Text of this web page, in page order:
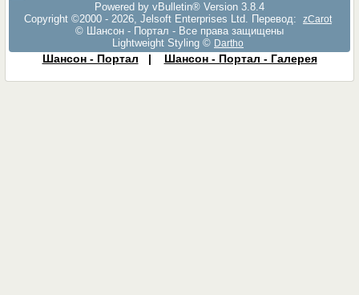
Powered by vBulletin® Version 3.8.4
Copyright ©2000 - 2026, Jelsoft Enterprises Ltd. Перевод:
zCarot
© Шансон - Портал - Все права защищены
Lightweight Styling © Dartho
Шансон - Портал | Шансон - Портал - Галерея